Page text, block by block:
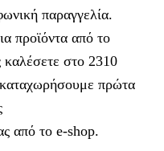
παραγγελία.
προϊόντα από το
καλέσετε στο 2310
πρώτα
από το e-shop.